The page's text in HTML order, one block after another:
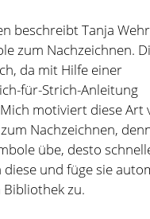
beschreibt Tanja
zum Nachzeichnen.
da mit Hilfe einer
für-Strich-Anleitung
motiviert diese Art
Nachzeichnen,
übe, desto
und füge sie
zu.